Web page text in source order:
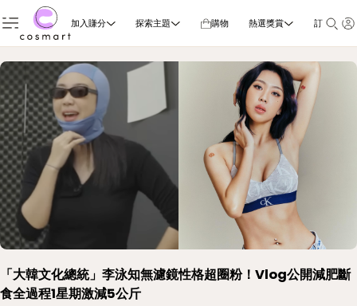
加入賺分 探索主題 購物 熱選獎賞 訂閱雜誌
「大韓文化總統」李泳知無濾鏡性格超圈粉！Vlog公開減肥斷
食全過程1星期激減5公斤